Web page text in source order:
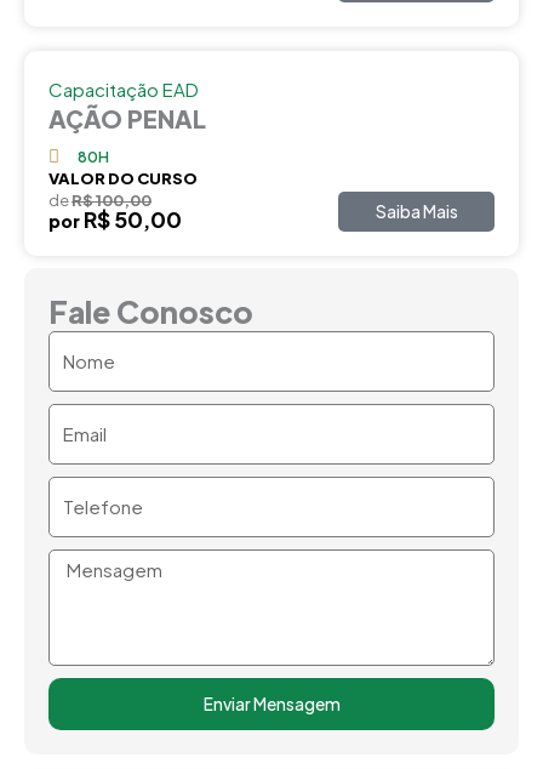
Capacitação EAD
AÇÃO PENAL
80H
VALOR DO CURSO
deR$ 100,00
por R$ 50,00 Saiba Mais
Fale Conosco
Mensagem
Enviar Mensagem